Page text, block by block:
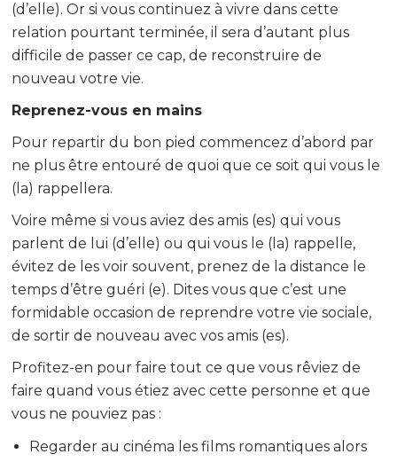
(d’elle). Or si vous continuez à vivre dans cette
relation pourtant terminée, il sera d’autant plus
difficile de passer ce cap, de reconstruire de
nouveau votre vie.
Reprenez-vous en mains
Pour repartir du bon pied commencez d’abord par
ne plus être entouré de quoi que ce soit qui vous le
(la) rappellera.
Voire même si vous aviez des amis (es) qui vous
parlent de lui (d’elle) ou qui vous le (la) rappelle,
évitez de les voir souvent, prenez de la distance le
temps d’être guéri (e). Dites vous que c’est une
formidable occasion de reprendre votre vie sociale,
de sortir de nouveau avec vos amis (es).
Profitez-en pour faire tout ce que vous rêviez de
faire quand vous étiez avec cette personne et que
vous ne pouviez pas :
Regarder au cinéma les films romantiques alors